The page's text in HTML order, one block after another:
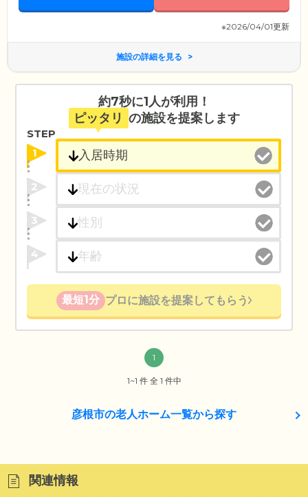
※2026/04/01更新
施設の詳細を見る
約7秒に1人が利用！
ピッタリ の施設を提案します
STEP
1
2
3
4
最短1分 プロに施設を提案してもらう
1
1~1 件 全 1 件中
彦根市の老人ホーム一覧から探す
関連情報